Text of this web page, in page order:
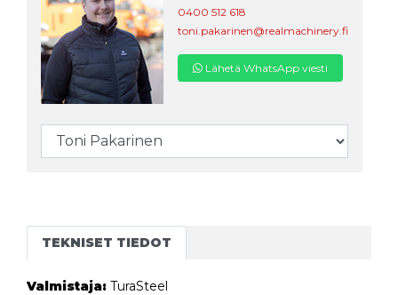
0400 512 618
toni.pakarinen@realmachinery.fi
Lähetä WhatsApp viesti
TEKNISET TIEDOT
Valmistaja: TuraSteel